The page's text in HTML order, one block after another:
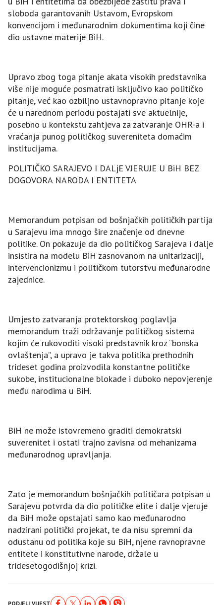
sloboda garantovanih Ustavom, Evropskom
konvencijom i međunarodnim dokumentima koji čine
dio ustavne materije BiH.
Upravo zbog toga pitanje akata visokih predstavnika
više nije moguće posmatrati isključivo kao političko
pitanje, već kao ozbiljno ustavnopravno pitanje koje
će u narednom periodu postajati sve aktuelnije,
posebno u kontekstu zahtjeva za zatvaranje OHR-a i
vraćanja punog političkog suvereniteta domaćim
institucijama.
POLITIČKO SARAЈEVO I DALjE VЈERUЈE U BiH BEZ
DOGOVORA NARODA I ENTITETA
Memorandum potpisan od bošnjačkih političkih partija
u Sarajevu ima mnogo šire značenje od dnevne
politike. On pokazuje da dio političkog Sarajeva i dalje
insistira na modelu BiH zasnovanom na unitarizaciji,
intervencionizmu i političkom tutorstvu međunarodne
zajednice.
Umjesto zatvaranja protektorskog poglavlja
memorandum traži održavanje političkog sistema
kojim će rukovoditi visoki predstavnik kroz “bonska
ovlaštenja”, a upravo je takva politika prethodnih
trideset godina proizvodila konstantne političke
sukobe, institucionalne blokade i duboko nepovjerenje
među narodima u BiH.
BiH ne može istovremeno graditi demokratski
suverenitet i ostati trajno zavisna od mehanizama
međunarodnog upravljanja.
Zato je memorandum bošnjačkih političara potpisan u
Sarajevu potvrda da dio političke elite i dalje vjeruje
da BiH može opstajati samo kao međunarodno
nadzirani politički projekat, te da nisu spremni da
odustanu od politika koje su BiH, njene ravnopravne
entitete i konstitutivne narode, držale u
tridesetogodišnjoj krizi.
PODJELI VIJEST